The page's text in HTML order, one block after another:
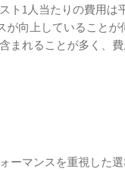
ト1人当たりの費用は
が向上していることが
まれることが多く、
マンスを重視した選